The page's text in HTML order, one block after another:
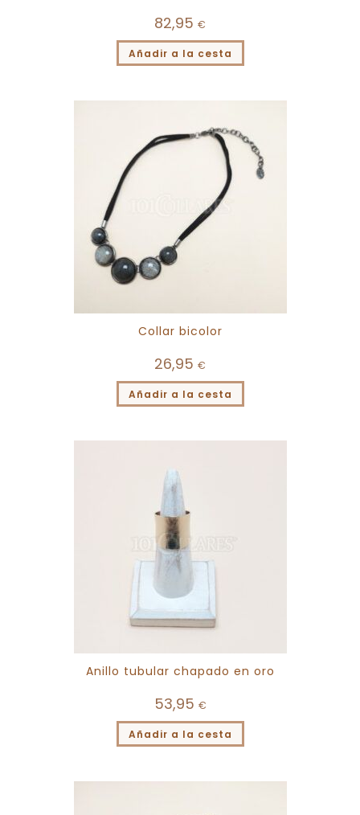
82,95 €
Añadir a la cesta
Collar bicolor
26,95 €
Añadir a la cesta
Anillo tubular chapado en oro
53,95 €
Añadir a la cesta